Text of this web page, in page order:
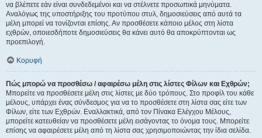
να βλέπετε εάν είναι συνδεδεμένοι και να στέλνετε προσωπικά μηνύματα.
Αναλόγως της υποστήριξης του προτύπου στυλ, δημοσιεύσεις από αυτά τα
μέλη μπορεί να τονίζονται επίσης. Αν προσθέσετε κάποιο μέλος στη λίστα
εχθρών, οποιεσδήποτε δημοσιεύσεις θα κάνει αυτό θα αποκρύπτονται ως
προεπιλογή.
Κορυφή
Πώς μπορώ να προσθέσω / αφαιρέσω μέλη στις λίστες Φίλων και Εχθρών;
Μπορείτε να προσθέσετε μέλη στις λίστες με δύο τρόπους. Στο προφίλ του κάθε
μέλους, υπάρχει ένας σύνδεσμος για να το προσθέσετε στη λίστα σας είτε των
Φίλων, είτε των Εχθρών. Εναλλακτικά, από τον Πίνακα Ελέγχου Μέλους,
μπορείτε κατευθείαν να προσθέσετε μέλη εισάγοντας το όνομα τους. Μπορείτε
επίσης να αφαιρέσετε μέλη από τη λίστα σας χρησιμοποιώντας την ίδια σελίδα.